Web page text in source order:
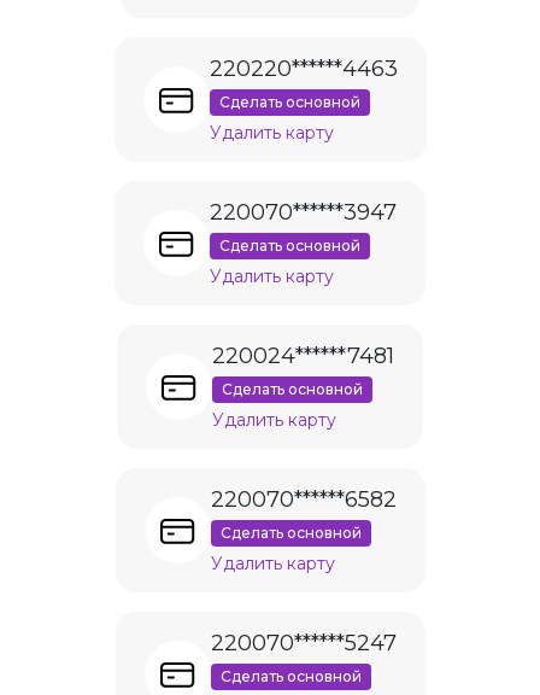
220220******4463
Сделать основной
Удалить карту
220070******3947
Сделать основной
Удалить карту
220024******7481
Сделать основной
Удалить карту
220070******6582
Сделать основной
Удалить карту
220070******5247
Сделать основной